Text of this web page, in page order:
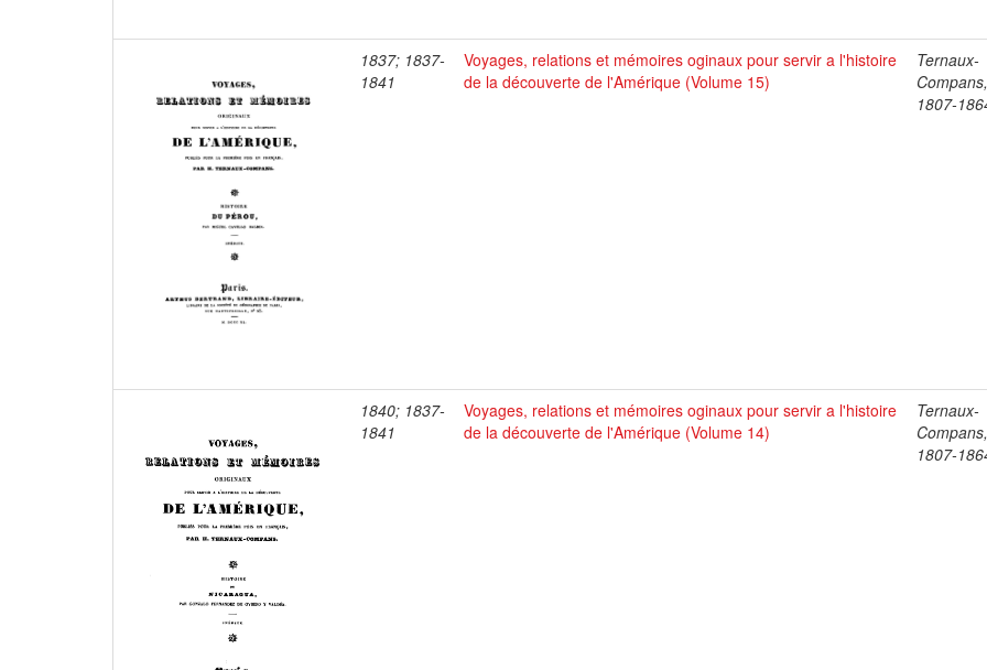
1837; 1837-
1841
Voyages, relations et mémoires oginaux pour servir a l'histoire
de la découverte de l'Amérique (Volume 15)
Ternaux-
1807-
1840; 1837-
1841
Voyages, relations et mémoires oginaux pour servir a l'histoire
de la découverte de l'Amérique (Volume 14)
Ternaux-
1807-